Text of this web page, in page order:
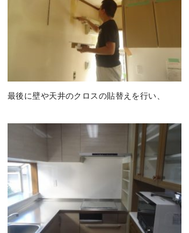
最後に壁や天井のクロスの貼替えを行い、